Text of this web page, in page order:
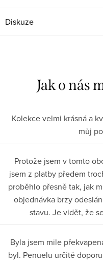
Diskuze
Kolekce velmi krásná a
můj
Protože jsem v tomto
jsem z platby předem
proběhlo přesně tak, jak
objednávka brzy
stavu. Je vidět, že
Byla jsem mile
byl. Penuelu určitě